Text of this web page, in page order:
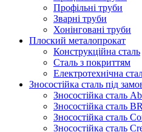
Профільні труби
Зварні труби
Хонінговані труби
Плоский металопрокат
Конструкційна сталь
Сталь з покриттям
Електротехнічна
Зносостійка сталь під
Зносостійка сталь
Зносостійка сталь
Зносостійка сталь
Зносостійка сталь